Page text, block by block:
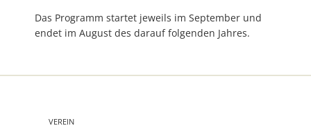
Das Programm startet jeweils im September und
endet im August des darauf folgenden Jahres.
VEREIN